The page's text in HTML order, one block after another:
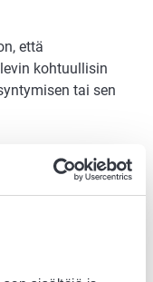
että
kohtuullisin
tai sen
menetetyn
arvoa vastaava